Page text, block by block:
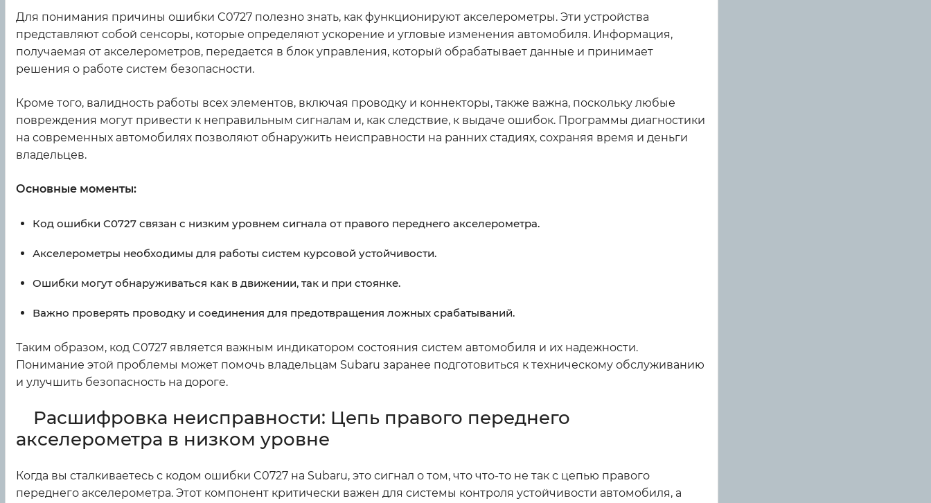
Для понимания причины ошибки C0727 полезно знать, как функционируют акселерометры. Эти устройства
представляют собой сенсоры, которые определяют ускорение и угловые изменения автомобиля. Информация,
получаемая от акселерометров, передается в блок управления, который обрабатывает данные и принимает
решения о работе систем безопасности.
Кроме того, валидность работы всех элементов, включая проводку и коннекторы, также важна, поскольку любые
повреждения могут привести к неправильным сигналам и, как следствие, к выдаче ошибок. Программы диагностики
на современных автомобилях позволяют обнаружить неисправности на ранних стадиях, сохраняя время и деньги
владельцев.
Основные моменты:
Код ошибки C0727 связан с низким уровнем сигнала от правого переднего акселерометра.
Акселерометры необходимы для работы систем курсовой устойчивости.
Ошибки могут обнаруживаться как в движении, так и при стоянке.
Важно проверять проводку и соединения для предотвращения ложных срабатываний.
Таким образом, код C0727 является важным индикатором состояния систем автомобиля и их надежности.
Понимание этой проблемы может помочь владельцам Subaru заранее подготовиться к техническому обслуживанию
и улучшить безопасность на дороге.
Расшифровка неисправности: Цепь правого переднего
акселерометра в низком уровне
Когда вы сталкиваетесь с кодом ошибки C0727 на Subaru, это сигнал о том, что что-то не так с цепью правого
переднего акселерометра. Этот компонент критически важен для системы контроля устойчивости автомобиля, а